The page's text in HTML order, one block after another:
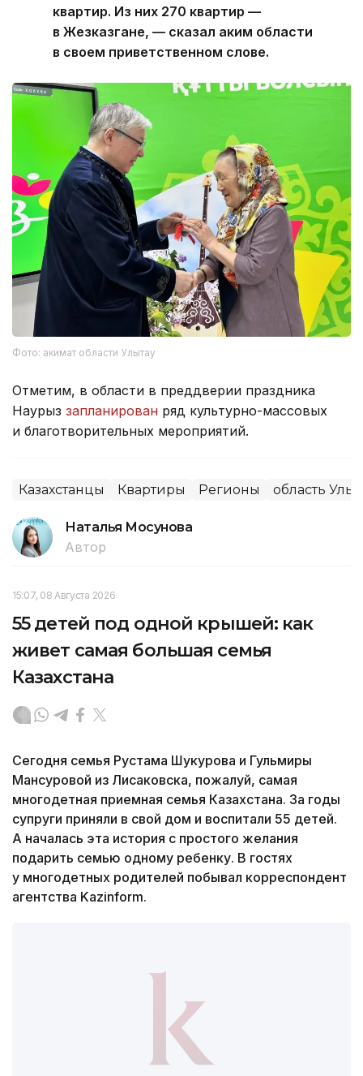
квартир. Из них 270 квартир —
в Жезказгане, — сказал аким области
в своем приветственном слове.
Фото: акимат области Улытау
Отметим, в области в преддверии праздника
Наурыз запланирован ряд культурно-массовых
и благотворительных мероприятий.
Казахстанцы Квартиры Регионы область
Наталья Мосунова
Автор
15:07, 08 Августа 2026
55 детей под одной крышей: как
живет самая большая семья
Казахстана
Сегодня семья Рустама Шукурова и Гульмиры
Мансуровой из Лисаковска, пожалуй, самая
многодетная приемная семья Казахстана. За годы
супруги приняли в свой дом и воспитали 55 детей.
А началась эта история с простого желания
подарить семью одному ребенку. В гостях
у многодетных родителей побывал корреспондент
агентства Kazinform.